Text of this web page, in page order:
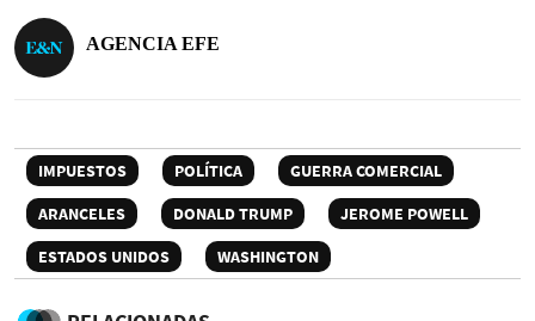
AGENCIA EFE
IMPUESTOS POLÍTICA
GUERRA COMERCIAL
ARANCELES
DONALD TRUMP
JEROME POWELL
ESTADOS UNIDOS
WASHINGTON